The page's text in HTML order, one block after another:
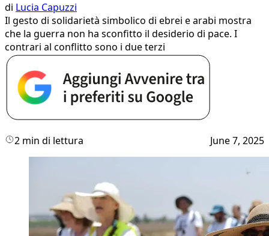
di Lucia Capuzzi
Il gesto di solidarietà simbolico di ebrei e arabi mostra
che la guerra non ha sconfitto il desiderio di pace. I
contrari al conflitto sono i due terzi
2 min di lettura June 7, 2025